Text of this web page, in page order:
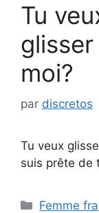
Tu
glisser
moi?
par discretos
Tu veux
suis prête de
Catégories
Femme